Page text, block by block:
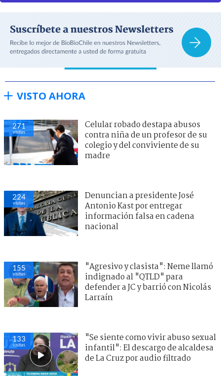
VISTO AHORA
271
visitas
Celular robado destapa abusos
contra niña de un profesor de su
colegio y del conviviente de su
madre
224
visitas
Denuncian a presidente José
Antonio Kast por entregar
información falsa en cadena
nacional
155
visitas
"Agresivo y clasista": Neme llamó
indignado al "QTLD" para
defender a JC y barrió con Nicolás
Larraín
133
visitas
"Se siente como vivir abuso sexual
infantil": El descargo de alcaldesa
de La Cruz por audio filtrado